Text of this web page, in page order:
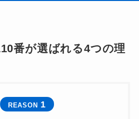
番が選ばれる4つの理
REASON 1